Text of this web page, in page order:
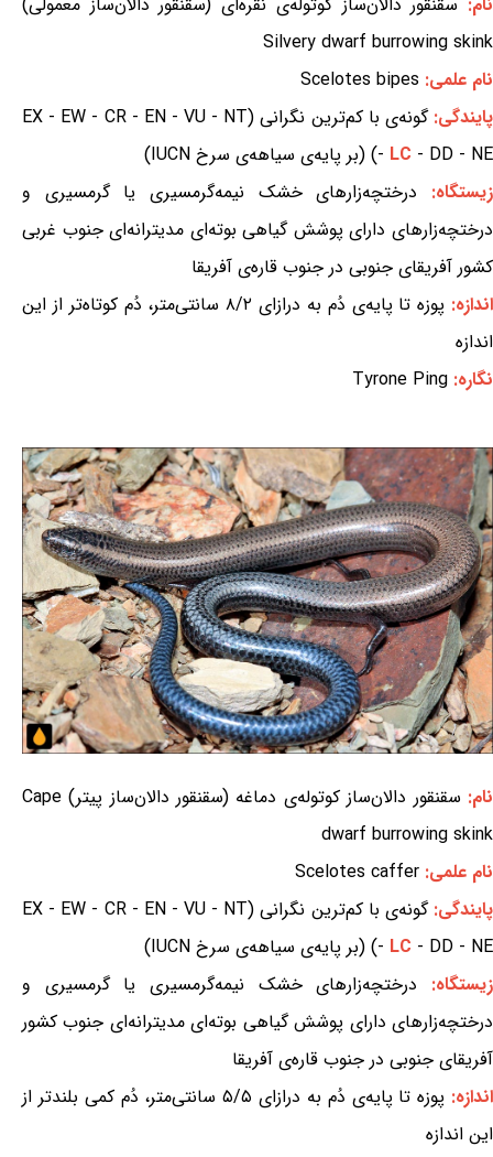
Silvery dwarf burrowing skink
نام علمی: Scelotes bipes
پایندگی:
گونه‌ی با کم‌ترین نگرانی (EX - EW - CR - EN - VU - NT
- LC - DD - NE) (بر پایه‌ی سیاهه‌ی سرخ IUCN)
زیستگاه: درختچه‌زارهای خشک نیمه‌گرمسیری یا گرمسیری و
درختچه‌زارهای دارای پوشش گیاهی بوته‌ای مدیترانه‌ای جنوب غربی
کشور آفریقای جنوبی در جنوب قاره‌ی آفریقا
اندازه:
پوزه تا پایه‌ی دُم به درازای ۸/۲ سانتی‌متر، دُم کوتاه‌تر از این
اندازه
نگاره: Tyrone Ping
نام:
سقنقور دالان‌ساز کوتوله‌ی دماغه (سقنقور دالان‌ساز پیتر) Cape
dwarf burrowing skink
نام علمی: Scelotes caffer
پایندگی:
گونه‌ی با کم‌ترین نگرانی (EX - EW - CR - EN - VU - NT
- LC - DD - NE) (بر پایه‌ی سیاهه‌ی سرخ IUCN)
زیستگاه: درختچه‌زارهای خشک نیمه‌گرمسیری یا گرمسیری و
درختچه‌زارهای دارای پوشش گیاهی بوته‌ای مدیترانه‌ای جنوب کشور
آفریقای جنوبی در جنوب قاره‌ی آفریقا
اندازه:
پوزه تا پایه‌ی دُم به درازای ۵/۵ سانتی‌متر، دُم کمی بلندتر از
این اندازه